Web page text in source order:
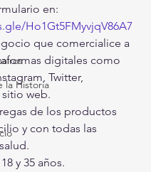
la Historia
en:
Ho1Gt5FMyvjqV86A7
que comercialice a
digitales como
Twitter,
web.
de los productos
y con todas las
y 35 años.